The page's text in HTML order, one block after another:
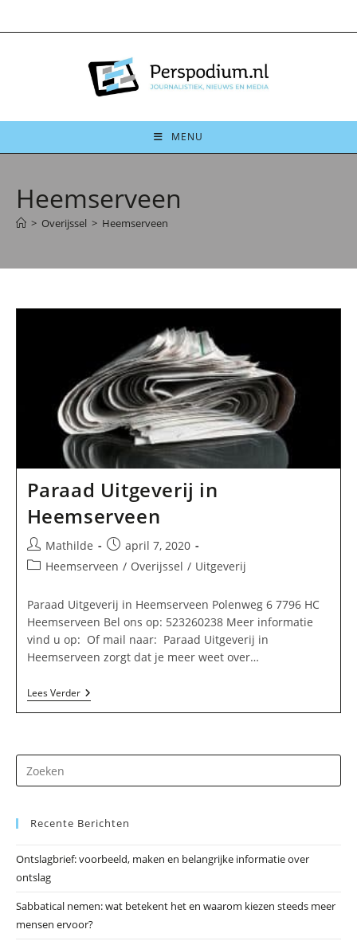
naar
MENU
Heemserveen
> Overijssel > Heemserveen
Paraad Uitgeverij in
Heemserveen
Bericht
auteur:
Mathilde
Bericht
gepubliceerd
april 7, 2020
Berichtcategorie:
Heemserveen / Overijssel / Uitgeverij
Paraad Uitgeverij in Heemserveen Polenweg 6 7796 HC
Heemserveen Bel ons op: 523260238 Meer informatie
vind u op: Of mail naar: Paraad Uitgeverij in
Heemserveen zorgt dat je meer weet over…
Lees VerderParaad
Uitgeverij
In
op
Recente Berichten
Ontslagbrief: voorbeeld, maken en belangrijke informatie over
ontslag
Sabbatical nemen: wat betekent het en waarom kiezen steeds meer
mensen ervoor?